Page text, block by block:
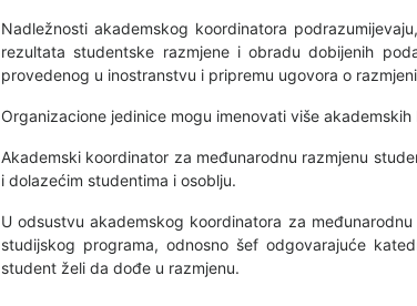
Nadležnosti akademskog koordinatora
rezultata studentske razmjene i obradu dobijenih
provedenog u inostranstvu i pripremu ugovora o
Organizacione jedinice mogu imenovati više
Akademski koordinator za međunarodnu razmjenu
i dolazećim studentima i osoblju.
U odsustvu akademskog koordinatora za
studijskog programa, odnosno šef odgovarajuće
student želi da dođe u razmjenu.